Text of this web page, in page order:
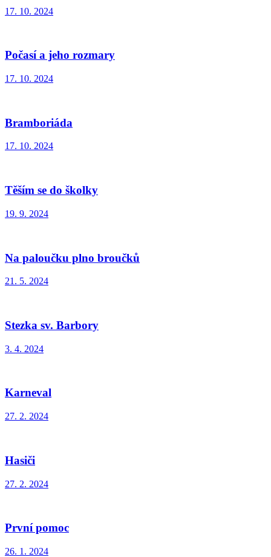
17. 10. 2024
Počasí a jeho rozmary
17. 10. 2024
Bramboriáda
17. 10. 2024
Těším se do školky
19. 9. 2024
Na paloučku plno broučků
21. 5. 2024
Stezka sv. Barbory
3. 4. 2024
Karneval
27. 2. 2024
Hasiči
27. 2. 2024
První pomoc
26. 1. 2024